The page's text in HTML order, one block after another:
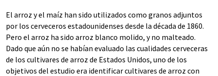
El arroz y el maíz han sido utilizados como granos adjuntos
por los cerveceros estadounidenses desde la década de 1860.
Pero el arroz ha sido arroz blanco molido, y no malteado.
Dado que aún no se habían evaluado las cualidades cerveceras
de los cultivares de arroz de Estados Unidos, uno de los
objetivos del estudio era identificar cultivares de arroz con